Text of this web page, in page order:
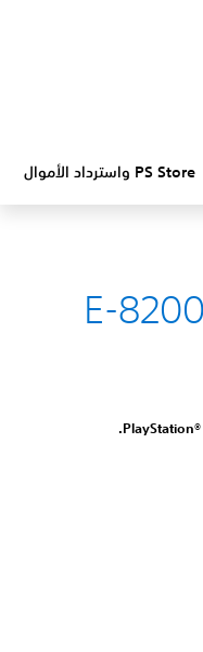
PS Store واسترداد الأموال